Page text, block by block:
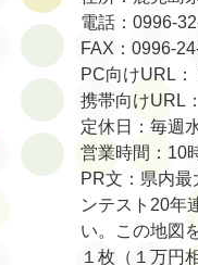
電話：0996-
FAX：0996-
PC向けURL：
携帯向けURL
定休日：毎週
営業時間：10
PR文：県内
ンテスト20年
い。この地図
１枚（１万円